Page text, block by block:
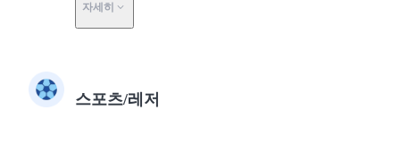
자세히
스포츠/레저